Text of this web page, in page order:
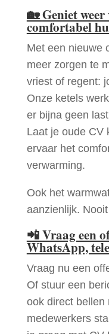
🏡Geniet
comfortabel
Met een nieuwe
meer zorgen te
vriest of regent:
Onze ketels
er bijna geen
Laat je oude CV
ervaar het
verwarming.
Ook het
aanzienlijk.
📲Vraag een
WhatsApp,
Vraag nu een
Of stuur een
ook direct bellen
medewerkers